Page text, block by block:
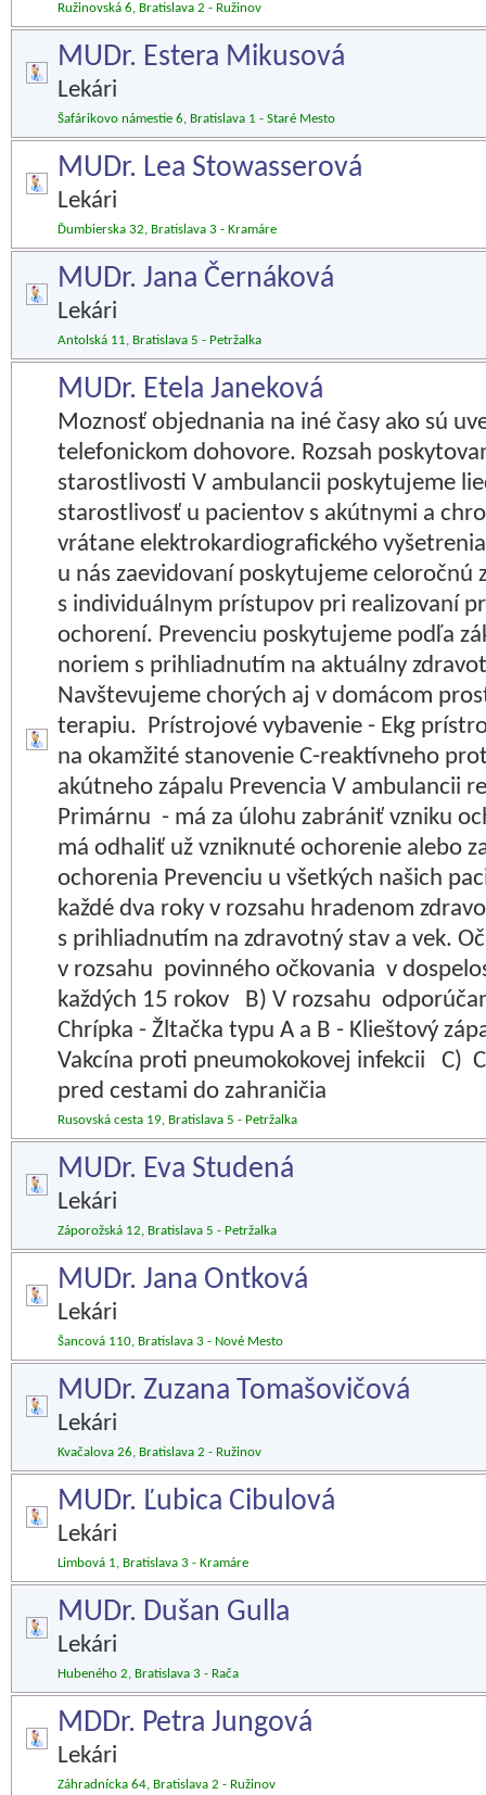
Ružinovská 6, Bratislava 2 - Ružinov
MUDr. Estera Mikusová
Lekári
Šafárikovo námestie 6, Bratislava 1 - Staré Mesto
MUDr. Lea Stowasserová
Lekári
Ďumbierska 32, Bratislava 3 - Kramáre
MUDr. Jana Černáková
Lekári
Antolská 11, Bratislava 5 - Petržalka
MUDr. Etela Janeková
Moznosť objednania na iné časy ako sú
telefonickom dohovore. Rozsah
starostlivosti V ambulancii poskytujeme
starostlivosť u pacientov s akútnymi a
vrátane elektrokardiografického
u nás zaevidovaní poskytujeme
s individuálnym prístupov pri realizovaní
ochorení. Prevenciu poskytujeme podľa
noriem s prihliadnutím na aktuálny
Navštevujeme chorých aj v domácom
terapiu. Prístrojové vybavenie - Ekg
na okamžité stanovenie C-reaktívneho
akútneho zápalu Prevencia V ambulancii
Primárnu - má za úlohu zabrániť vzniku
má odhaliť už vzniknuté ochorenie alebo
ochorenia Prevenciu u všetkých našich
každé dva roky v rozsahu hradenom
s prihliadnutím na zdravotný stav a vek.
v rozsahu povinného očkovania v
každých 15 rokov B) V rozsahu
Chrípka - Žltačka typu A a B - Klieštový
Vakcína proti pneumokokovej infekcii C)
pred cestami do zahraničia
Rusovská cesta 19, Bratislava 5 - Petržalka
MUDr. Eva Studená
Lekári
Záporožská 12, Bratislava 5 - Petržalka
MUDr. Jana Ontková
Lekári
Šancová 110, Bratislava 3 - Nové Mesto
MUDr. Zuzana Tomašovičová
Lekári
Kvačalova 26, Bratislava 2 - Ružinov
MUDr. Ľubica Cibulová
Lekári
Limbová 1, Bratislava 3 - Kramáre
MUDr. Dušan Gulla
Lekári
Hubeného 2, Bratislava 3 - Rača
MDDr. Petra Jungová
Lekári
Záhradnícka 64, Bratislava 2 - Ružinov